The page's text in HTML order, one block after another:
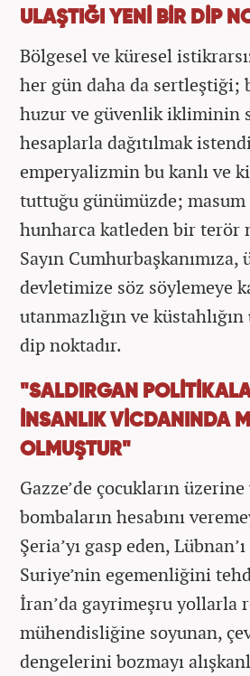
ULAŞTIĞI YENİ BİR DİP
Bölgesel ve küresel
her gün daha da sertleştiği;
huzur ve güvenlik ikliminin
hesaplarla dağıtılmak
emperyalizmin bu kanlı ve
tuttuğu günümüzde;
hunharca katleden bir terör
Sayın Cumhurbaşkanımıza,
devletimize söz söylemeye
utanmazlığın ve
dip noktadır.
"SALDIRGAN
İNSANLIK VİCDANINDA
OLMUŞTUR"
Gazze’de çocukların
bombaların hesabını
Şeria’yı gasp eden,
Suriye’nin egemenliğini
İran’da gayrimeşru yollarla
mühendisliğine soyunan,
dengelerini bozmayı